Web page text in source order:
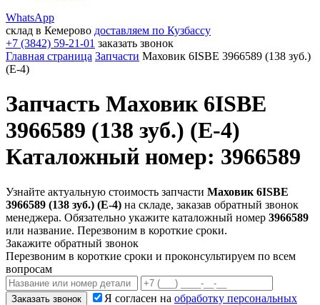
WhatsApp
склад в Кемерово доставляем по Кузбассу
+7 (3842) 59-21-01 заказать звонок
Главная страница Запчасти Маховик 6ISBE 3966589 (138 зуб.)
(Е-4)
Запчасть Маховик 6ISBE
3966589 (138 зуб.) (Е-4)
Каталожный номер: 3966589
Узнайте актуальную стоимость запчасти Маховик 6ISBE
3966589 (138 зуб.) (Е-4) на складе, заказав обратный звонок
менеджера. Обязательно укажите каталожный номер 3966589
или название. Перезвоним в короткие сроки.
Закажите обратный звонок
Перезвоним в короткие сроки и проконсультируем по всем
вопросам
Заказать звонок Я согласен на обработку персональных